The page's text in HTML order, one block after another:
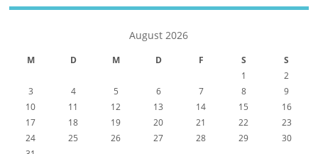
August 2026
M D M D F S
S
1
2
3
4 5 6 7 8
9
10
11 12 13 14 15
16
17
18 19 20 21 22
23
24
25 26 27 28 29
30